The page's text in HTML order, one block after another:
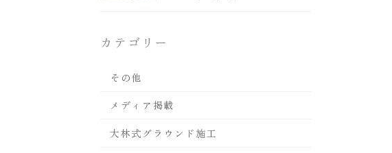
カテゴリー
その他
メディア掲載
大林式グラウンド施工